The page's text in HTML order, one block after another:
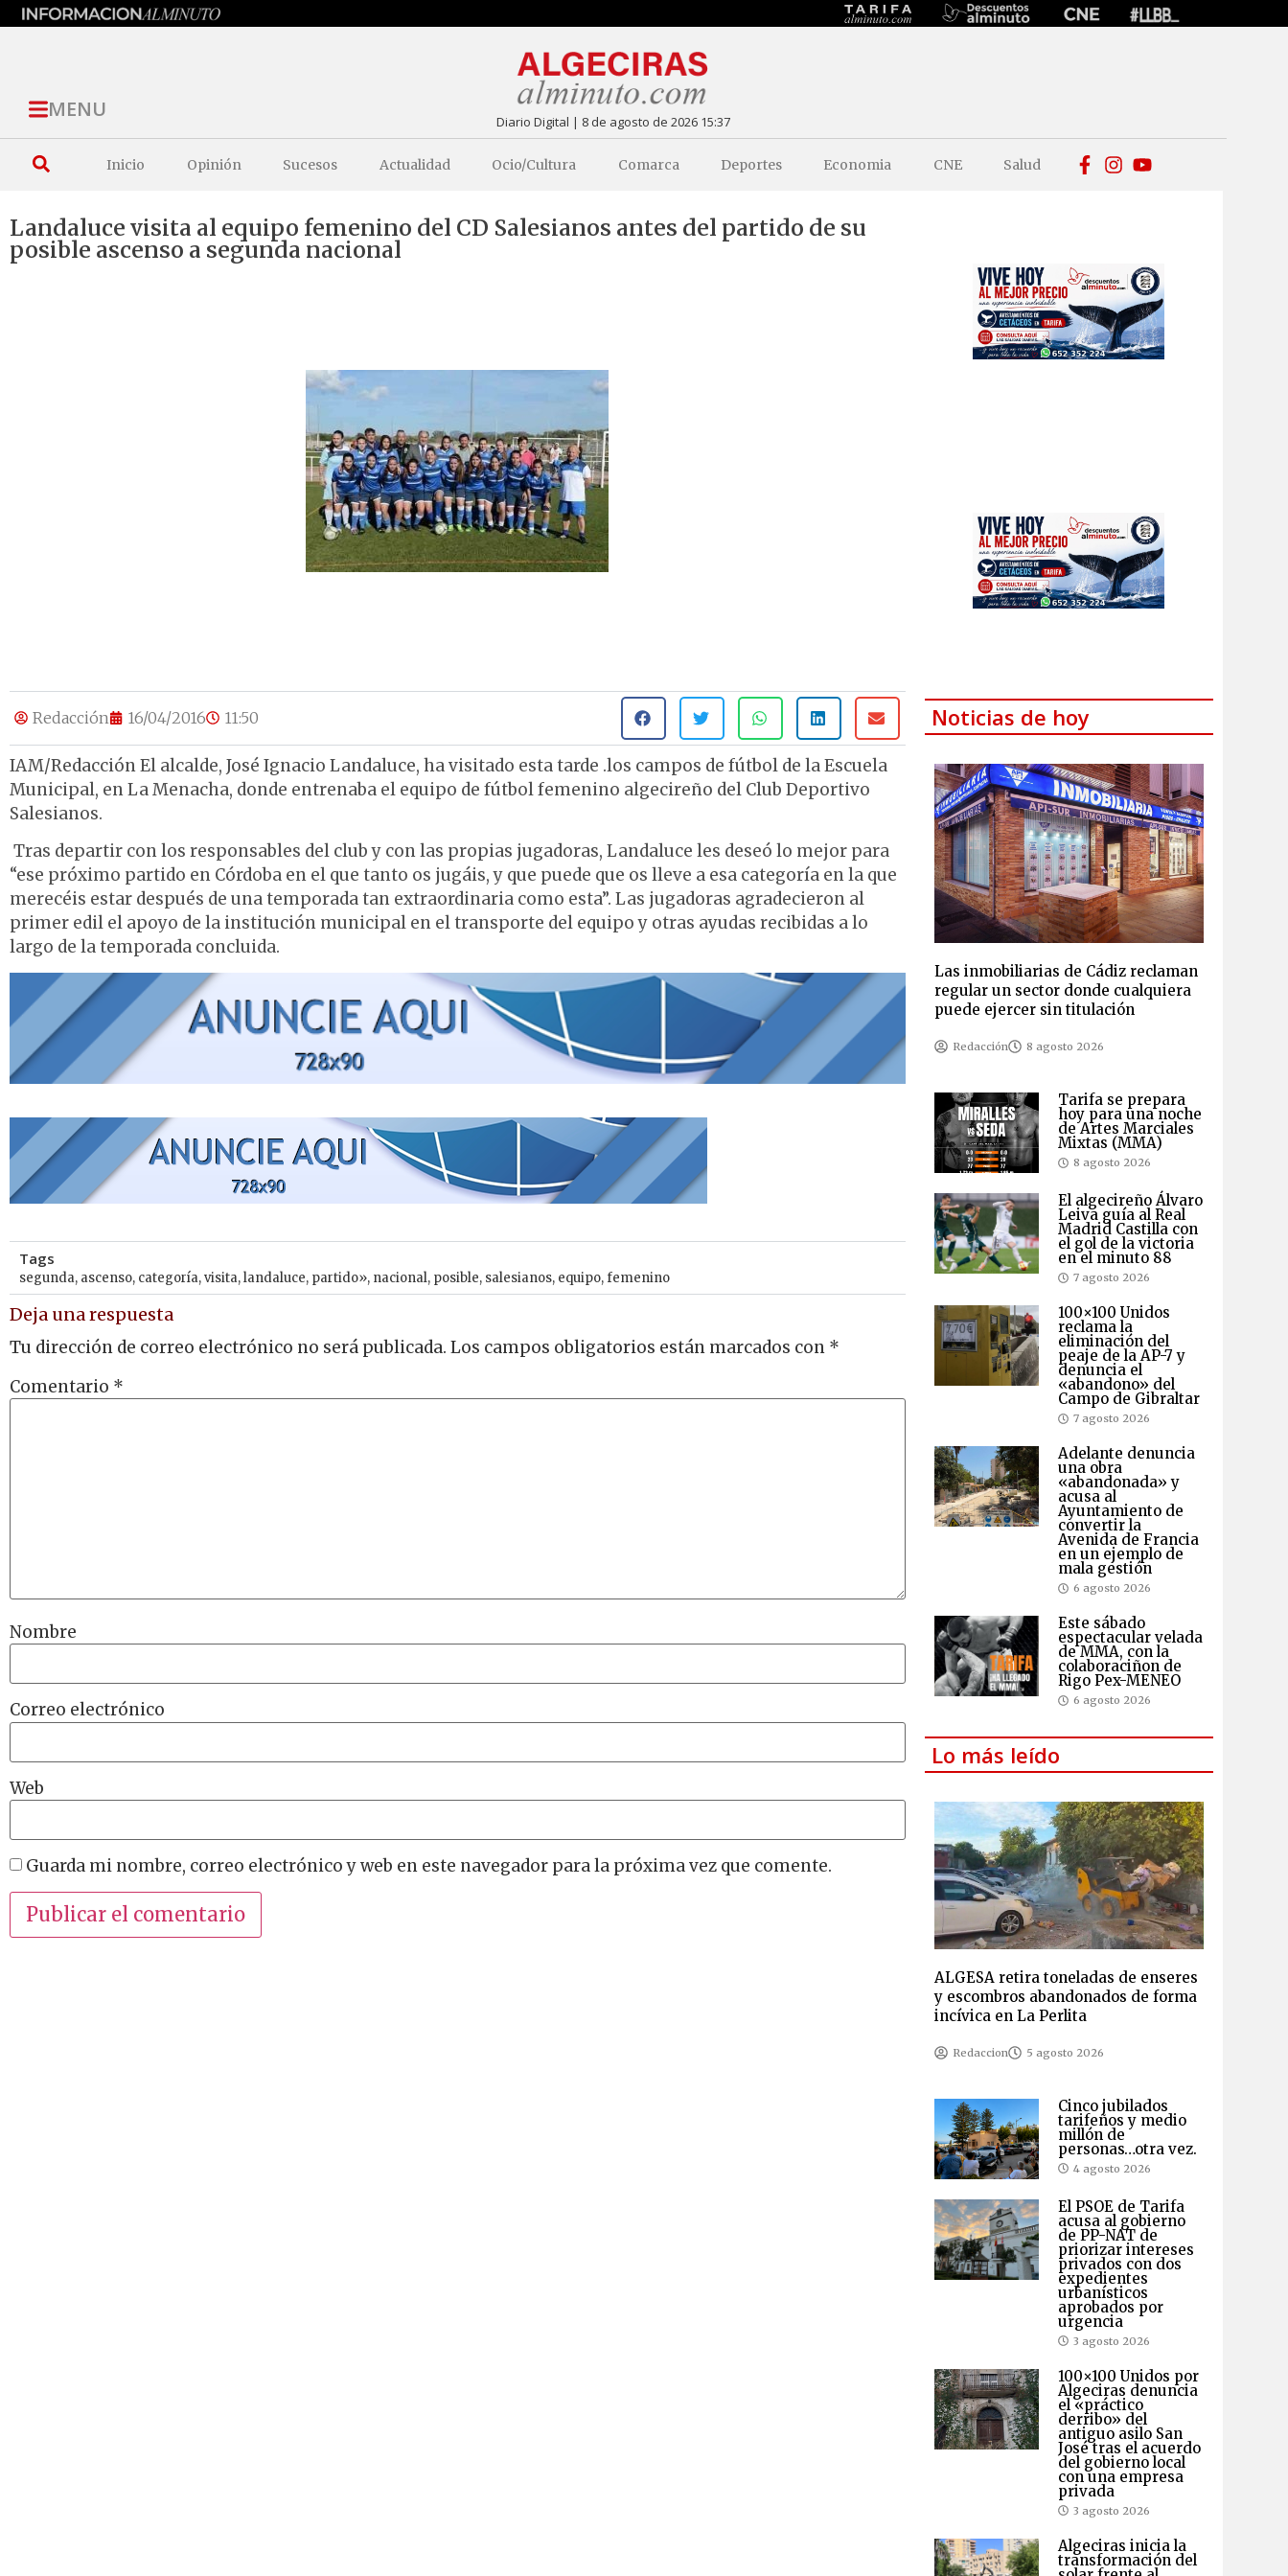
MENU Diario Digital | 8 de agosto de 2026 15:37
Inicio Opinión Sucesos Actualidad Ocio/Cultura Comarca Deportes Economia CNE Salud
Landaluce visita al equipo femenino del CD Salesianos antes del partido de su
posible ascenso a segunda nacional
Redacción 16/04/2016 11:50
IAM/Redacción El alcalde, José Ignacio Landaluce, ha visitado esta tarde .los campos de fútbol de la Escuela
Municipal, en La Menacha, donde entrenaba el equipo de fútbol femenino algecireño del Club Deportivo
Salesianos.
Tras departir con los responsables del club y con las propias jugadoras, Landaluce les deseó lo mejor para
“ese próximo partido en Córdoba en el que tanto os jugáis, y que puede que os lleve a esa categoría en la que
merecéis estar después de una temporada tan extraordinaria como esta”. Las jugadoras agradecieron al
primer edil el apoyo de la institución municipal en el transporte del equipo y otras ayudas recibidas a lo
largo de la temporada concluida.
Tags
segunda, ascenso, categoría,visita,landaluce, partido», nacional, posible, salesianos, equipo,femenino
Deja una respuesta
Tu dirección de correo electrónico no será publicada. Los campos obligatorios están marcados con *
Comentario *
Nombre
Correo electrónico
Web
Guarda mi nombre, correo electrónico y web en este navegador para la próxima vez que comente.
Noticias de hoy
Las inmobiliarias de Cádiz reclaman
regular un sector donde cualquiera
puede ejercer sin titulación
Redacción 8 agosto 2026
Tarifa se prepara
hoy para una noche
de Artes Marciales
Mixtas (MMA)
8 agosto 2026
El algecireño Álvaro
Leiva guía al Real
Madrid Castilla con
el gol de la victoria
en el minuto 88
7 agosto 2026
100×100 Unidos
reclama la
eliminación del
peaje de la AP-7 y
denuncia el
«abandono» del
Campo de Gibraltar
7 agosto 2026
Adelante denuncia
una obra
«abandonada» y
acusa al
Ayuntamiento de
convertir la
Avenida de Francia
en un ejemplo de
mala gestión
6 agosto 2026
Este sábado
espectacular velada
de MMA, con la
colaboraciñon de
Rigo Pex-MENEO
6 agosto 2026
Lo más leído
ALGESA retira toneladas de enseres
y escombros abandonados de forma
incívica en La Perlita
Redaccion 5 agosto 2026
Cinco jubilados
tarifeños y medio
millón de
personas…otra vez.
4 agosto 2026
El PSOE de Tarifa
acusa al gobierno
de PP-NAT de
priorizar intereses
privados con dos
expedientes
urbanísticos
aprobados por
urgencia
3 agosto 2026
100×100 Unidos por
Algeciras denuncia
el «práctico
derribo» del
antiguo asilo San
José tras el acuerdo
del gobierno local
con una empresa
privada
3 agosto 2026
Algeciras inicia la
transformación del